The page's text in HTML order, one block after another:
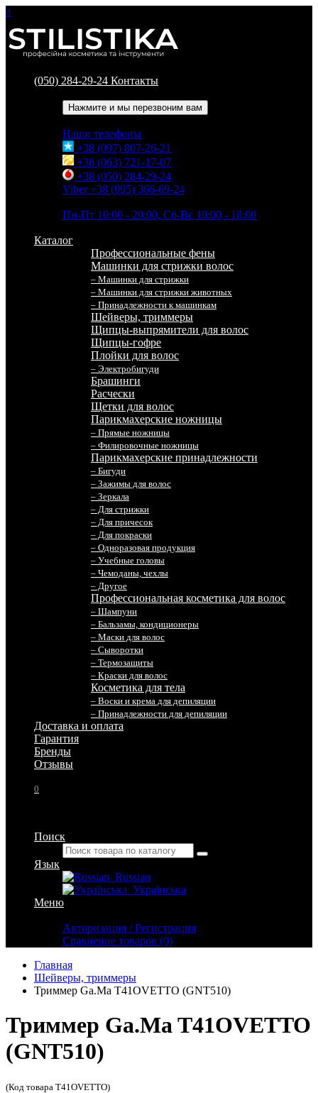
0
(050) 284-29-24 Контакты
Нажмите и мы перезвоним вам
Наши телефоны
+38 (097) 807-26-21
+38 (063) 721-17-07
+38 (050) 284-29-24
Viber +38 (095) 366-69-24
Пн-Пт 10:00 - 20:00, Сб-Вс 10:00 - 18:00
Каталог
Профессиональные фены
Машинки для стрижки волос
– Машинки для стрижки
– Машинки для стрижки животных
– Принадлежности к машинкам
Шейверы, триммеры
Щипцы-выпрямители для волос
Щипцы-гофре
Плойки для волос
– Электробигуди
Брашинги
Расчески
Щетки для волос
Парикмахерские ножницы
– Прямые ножницы
– Филировочные ножницы
Парикмахерские принадлежности
– Бигуди
– Зажимы для волос
– Зеркала
– Для стрижки
– Для причесок
– Для покраски
– Одноразовая продукция
– Учебные головы
– Чемоданы, чехлы
– Другое
Профессиональная косметика для волос
– Шампуни
– Бальзамы, кондиционеры
– Маски для волос
– Сыворотки
– Термозащиты
– Краски для волос
Косметика для тела
– Воски и крема для депиляции
– Принадлежности для депиляции
Доставка и оплата
Гарантия
Бренды
Отзывы
0
Поиск
Язык
Russian
Українська
Меню
Авторизация / Регистрация
Сравнение товаров (0)
Главная
Шейверы, триммеры
Триммер Ga.Ma T41OVETTO (GNT510)
Триммер Ga.Ma T41OVETTO
(GNT510)
(Код товара T41OVETTO)